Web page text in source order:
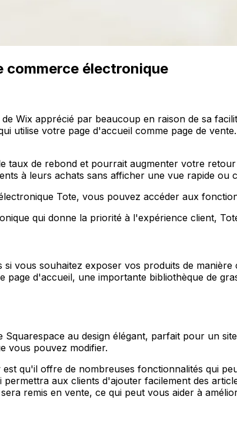
commerce électronique
Wix apprécié par beaucoup en raison de sa
utilise votre page d'accueil comme page de
taux de rebond et pourrait augmenter votre
à leurs achats sans afficher une vue rapide ou
Tote, vous pouvez accéder aux
qui donne la priorité à l'expérience client,
vous souhaitez exposer vos produits de
d'accueil, une importante bibliothèque de
au design élégant, parfait pour un
vous pouvez modifier.
qu'il offre de nombreuses fonctionnalités qui
aux clients d'ajouter facilement des
remis en vente, ce qui peut vous aider à